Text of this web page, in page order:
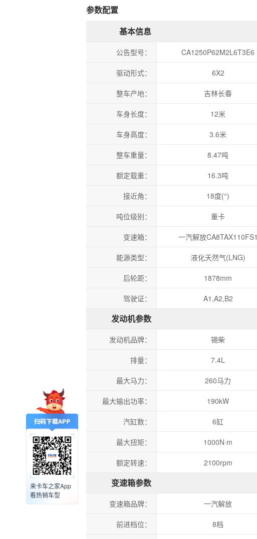
来卡车之家App
看热销车型
参数配置
基本信息
公告型号： CA1250P62M2L6T3E6
驱动形式： 6X2
整车产地： 吉林长春
车身长度： 12米
车身高度： 3.6米
整车重量： 8.47吨
额定载重： 16.3吨
接近角： 18度(°)
吨位级别： 重卡
变速箱： 一汽解放CA8TAX110FS1
能源类型： 液化天然气(LNG)
后轮距： 1878mm
驾驶证： A1,A2,B2
发动机参数
发动机品牌： 锡柴
排量： 7.4L
最大马力： 260马力
最大输出功率： 190kW
汽缸数： 6缸
最大扭矩： 1000N·m
额定转速： 2100rpm
变速箱参数
变速箱品牌： 一汽解放
前进档位： 8档